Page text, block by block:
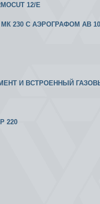
12/Е
230 С АЭРОГРАФОМ АВ
И ВСТРОЕННЫЙ
220